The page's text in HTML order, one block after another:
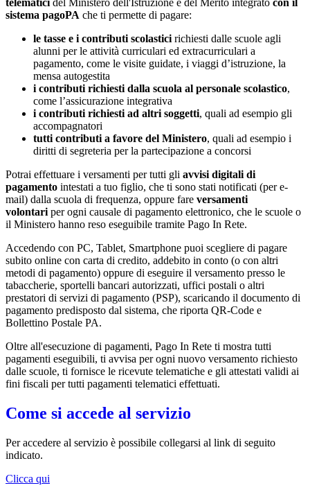
telematici del Ministero dell'Istruzione e del Merito integrato con il
sistema pagoPA che ti permette di pagare:
le tasse e i contributi scolastici richiesti dalle scuole agli
alunni per le attività curriculari ed extracurriculari a
pagamento, come le visite guidate, i viaggi d’istruzione, la
mensa autogestita
i contributi richiesti dalla scuola al personale scolastico,
come l’assicurazione integrativa
i contributi richiesti ad altri soggetti, quali ad esempio gli
accompagnatori
tutti contributi a favore del Ministero, quali ad esempio i
diritti di segreteria per la partecipazione a concorsi
Potrai effettuare i versamenti per tutti gli avvisi digitali di
pagamento intestati a tuo figlio, che ti sono stati notificati (per e-
mail) dalla scuola di frequenza, oppure fare versamenti
volontari per ogni causale di pagamento elettronico, che le scuole o
il Ministero hanno reso eseguibile tramite Pago In Rete.
Accedendo con PC, Tablet, Smartphone puoi scegliere di pagare
subito online con carta di credito, addebito in conto (o con altri
metodi di pagamento) oppure di eseguire il versamento presso le
tabaccherie, sportelli bancari autorizzati, uffici postali o altri
prestatori di servizi di pagamento (PSP), scaricando il documento di
pagamento predisposto dal sistema, che riporta QR-Code e
Bollettino Postale PA.
Oltre all'esecuzione di pagamenti, Pago In Rete ti mostra tutti
pagamenti eseguibili, ti avvisa per ogni nuovo versamento richiesto
dalle scuole, ti fornisce le ricevute telematiche e gli attestati validi ai
fini fiscali per tutti pagamenti telematici effettuati.
Come si accede al servizio
Per accedere al servizio è possibile collegarsi al link di seguito
indicato.
Clicca qui